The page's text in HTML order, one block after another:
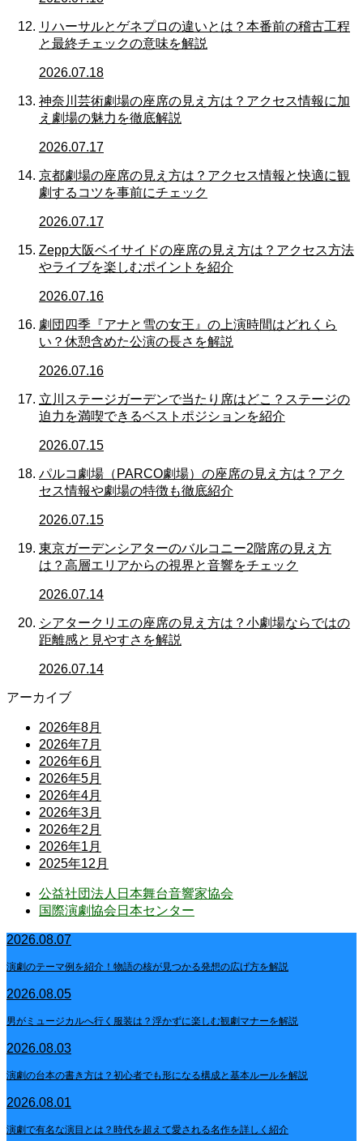
リハーサルとゲネプロの違いとは？本番前の稽古工程
と最終チェックの意味を解説
2026.07.18
神奈川芸術劇場の座席の見え方は？アクセス情報に加
え劇場の魅力を徹底解説
2026.07.17
京都劇場の座席の見え方は？アクセス情報と快適に観
劇するコツを事前にチェック
2026.07.17
Zepp大阪ベイサイドの座席の見え方は？アクセス方法
やライブを楽しむポイントを紹介
2026.07.16
劇団四季『アナと雪の女王』の上演時間はどれくら
い？休憩含めた公演の長さを解説
2026.07.16
立川ステージガーデンで当たり席はどこ？ステージの
迫力を満喫できるベストポジションを紹介
2026.07.15
パルコ劇場（PARCO劇場）の座席の見え方は？アク
セス情報や劇場の特徴も徹底紹介
2026.07.15
東京ガーデンシアターのバルコニー2階席の見え方
は？高層エリアからの視界と音響をチェック
2026.07.14
シアタークリエの座席の見え方は？小劇場ならではの
距離感と見やすさを解説
2026.07.14
アーカイブ
2026年8月
2026年7月
2026年6月
2026年5月
2026年4月
2026年3月
2026年2月
2026年1月
2025年12月
公益社団法人日本舞台音響家協会
国際演劇協会日本センター
2026.08.07
演劇のテーマ例を紹介！物語の核が見つかる発想の広げ方を解説
2026.08.05
男がミュージカルへ行く服装は？浮かずに楽しむ観劇マナーを解説
2026.08.03
演劇の台本の書き方は？初心者でも形になる構成と基本ルールを解説
2026.08.01
演劇で有名な演目とは？時代を超えて愛される名作を詳しく紹介